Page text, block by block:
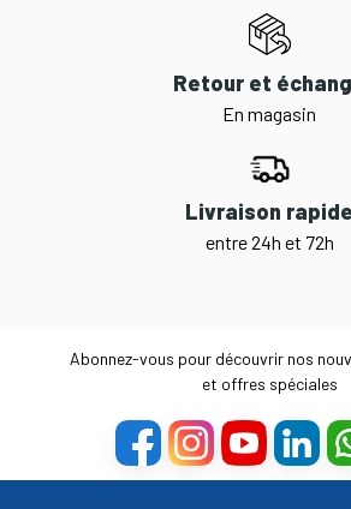
Retour et
En magasin
Livraison rapide
entre 24h et 72h
Abonnez-vous pour découvrir nos
et offres spéciales